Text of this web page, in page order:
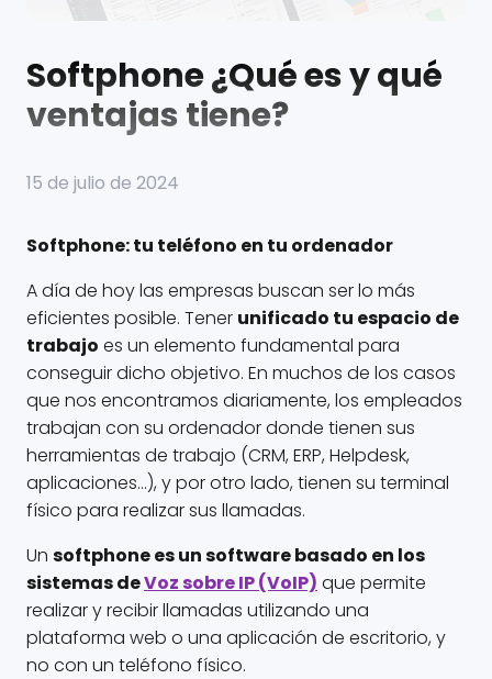
Softphone ¿Qué es y qué
ventajas tiene?
15 de julio de 2024
Softphone: tu teléfono en tu ordenador
A día de hoy las empresas buscan ser lo más
eficientes posible. Tener unificado tu espacio de
trabajo es un elemento fundamental para
conseguir dicho objetivo. En muchos de los casos
que nos encontramos diariamente, los empleados
trabajan con su ordenador donde tienen sus
herramientas de trabajo (CRM, ERP, Helpdesk,
aplicaciones…), y por otro lado, tienen su terminal
físico para realizar sus llamadas.
Un softphone es un software basado en los
sistemas deVoz sobre IP (VoIP) que permite
realizar y recibir llamadas utilizando una
plataforma web o una aplicación de escritorio, y
no con un teléfono físico.